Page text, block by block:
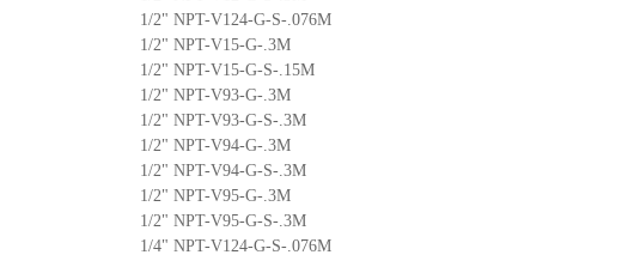
1/2" NPT-V124-G-S-.076M
1/2" NPT-V15-G-.3M
1/2" NPT-V15-G-S-.15M
1/2" NPT-V93-G-.3M
1/2" NPT-V93-G-S-.3M
1/2" NPT-V94-G-.3M
1/2" NPT-V94-G-S-.3M
1/2" NPT-V95-G-.3M
1/2" NPT-V95-G-S-.3M
1/4" NPT-V124-G-S-.076M